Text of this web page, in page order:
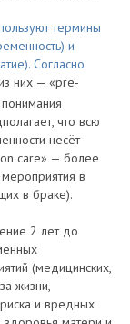
термины
и
Согласно
них — «pre-
что всю
несёт
care» — более
в
в браке).
2 лет до
(медицинских,
жизни,
и вредных